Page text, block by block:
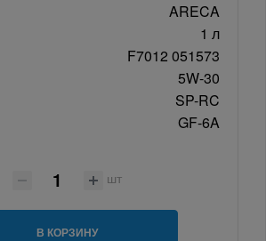
ARECA
1 л
F7012 051573
5W-30
SP-RC
GF-6A
шт
В КОРЗИНУ